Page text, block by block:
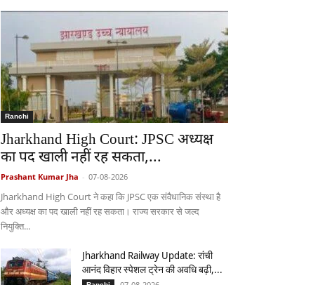
Ranchi
Jharkhand High Court: JPSC अध्यक्ष
का पद खाली नहीं रह सकता,...
Prashant Kumar Jha - 07-08-2026
Jharkhand High Court ने कहा कि JPSC एक संवैधानिक संस्था है
और अध्यक्ष का पद खाली नहीं रह सकता। राज्य सरकार से जल्द
नियुक्ति...
Jharkhand Railway Update: रांची
आनंद विहार स्पेशल ट्रेन की अवधि बढ़ी,...